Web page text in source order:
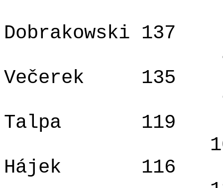
Dobrakowski 137
Večerek
135
Talpa
119
Hájek
116